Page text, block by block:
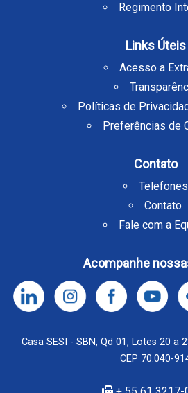
Regimento
Links Úteis
Acesso a
Políticas de
Preferências de
Contato
Telefones
Contato
Fale com a
Acompanhe
Casa SESI - SBN, Qd 01, Lotes 20 a
CEP 70.040-